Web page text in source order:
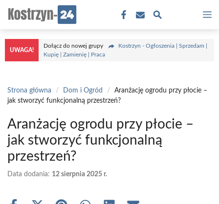
treści
UWAGA!
Dołącz do nowej grupy
Kostrzyn - Ogłoszenia | Sprzedam |
Kupię | Zamienię | Praca
Strona główna / Dom i Ogród /
Aranżację ogrodu przy płocie –
jak stworzyć funkcjonalną przestrzeń?
Aranżację ogrodu przy płocie –
jak stworzyć funkcjonalną
przestrzeń?
Data dodania: 12 sierpnia 2025 r.